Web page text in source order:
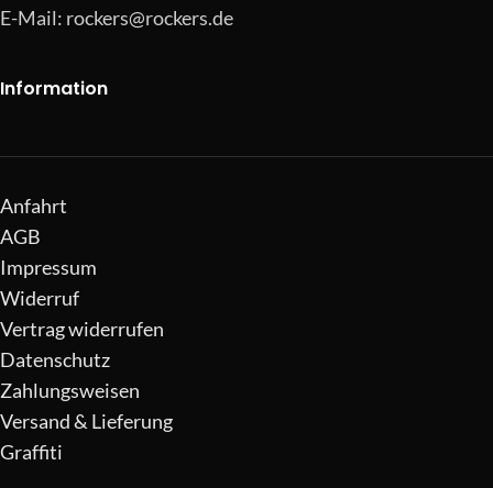
E-Mail: rockers@rockers.de
Information
Anfahrt
AGB
Impressum
Widerruf
Vertrag widerrufen
Datenschutz
Zahlungsweisen
Versand & Lieferung
Graffiti